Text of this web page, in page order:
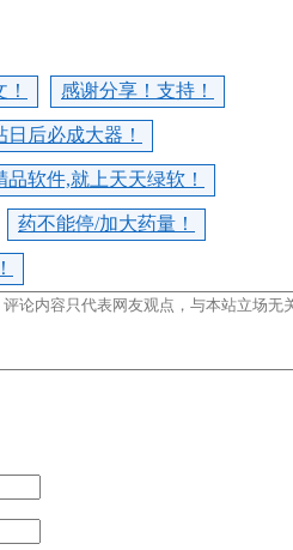
感谢分享！支持！
日后必成大器！
品软件,就上天天绿软！
药不能停/加大药量！